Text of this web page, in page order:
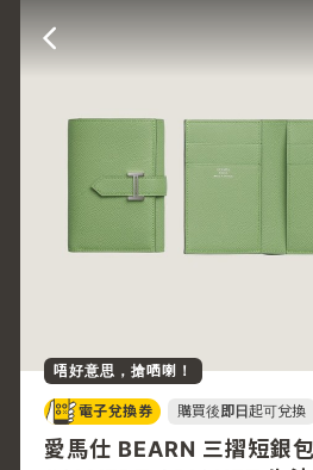
唔好意思，搶哂喇！
電子兌換券 購買後即日起可兌換
愛馬仕 BEARN 三摺短銀